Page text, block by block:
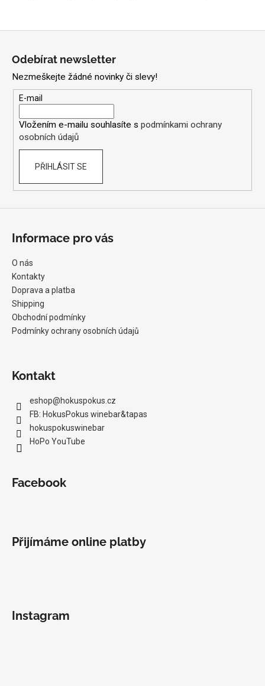
Odebírat newsletter
Nezmeškejte žádné novinky či slevy!
E-mail
Vložením e-mailu souhlasíte s podmínkami ochrany
osobních údajů
PŘIHLÁSIT SE
Informace pro vás
O nás
Kontakty
Doprava a platba
Shipping
Obchodní podmínky
Podmínky ochrany osobních údajů
Kontakt
eshop@hokuspokus.cz
FB: HokusPokus winebar&tapas
hokuspokuswinebar
HoPo YouTube
Facebook
Přijímáme online platby
Instagram